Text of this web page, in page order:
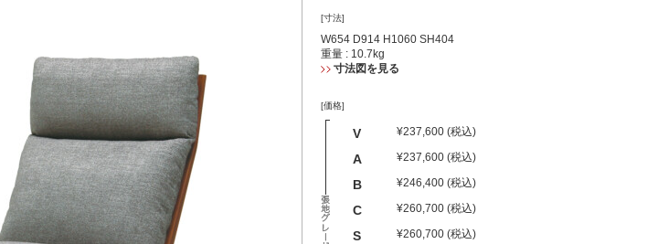
[寸法]
W654 D914 H1060 SH404
重量 : 10.7kg
寸法図を見る
[価格]
V ¥237,600 (税込)
A ¥237,600 (税込)
B ¥246,400 (税込)
C ¥260,700 (税込)
S ¥260,700 (税込)